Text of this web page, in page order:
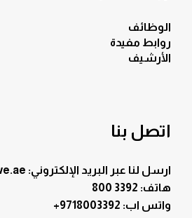
الوظائف
روابط مفيدة
الأرشيف
اتصل بنا
ارسل لنا عبر البريد الإلكتروني: cs@etihadwe.ae
هاتف: 3392 800
+9718003392 :واتس اب